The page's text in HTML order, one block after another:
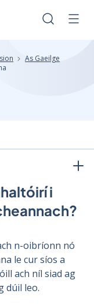
Search
As Gaeilge
i
n-oibríonn nó
le cur síos a
ach níl siad ag
dúil leo.